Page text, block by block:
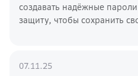
создавать надёжные
защиту, чтобы сохранить
07.11.25